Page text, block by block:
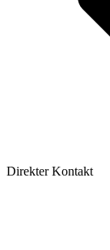
Direkter Kontakt